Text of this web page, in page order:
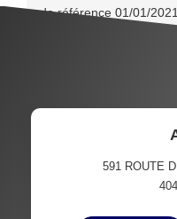
de référence 01/01/2021.
591 ROUTE